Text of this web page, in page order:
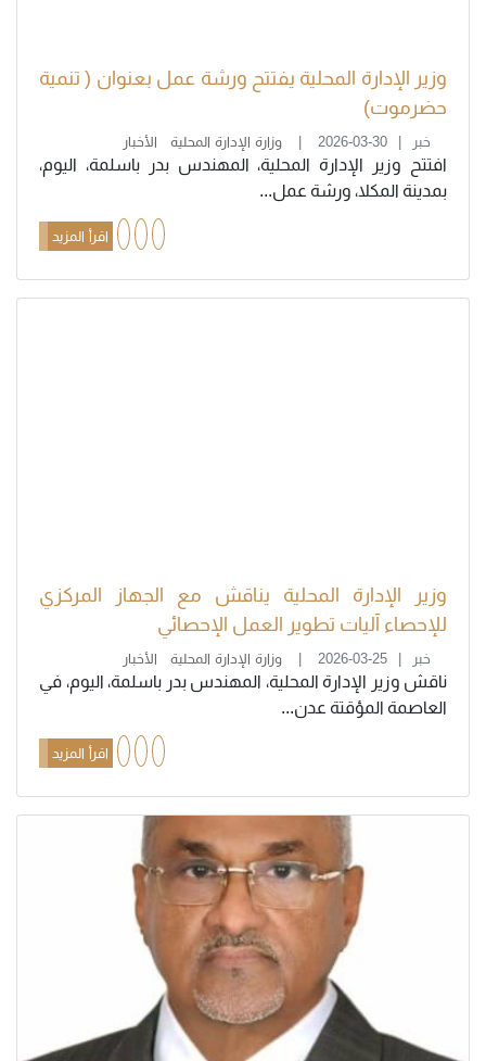
وزير الإدارة المحلية يفتتح ورشة عمل بعنوان ( تنمية
حضرموت)
خبر 2026-03-30 وزارة الإدارة المحلية الأخبار
افتتح وزير الإدارة المحلية، المهندس بدر باسلمة، اليوم،
بمدينة المكلا، ورشة عمل...
اقرأ المزيد
وزير الإدارة المحلية يناقش مع الجهاز المركزي
للإحصاء آليات تطوير العمل الإحصائي
خبر 2026-03-25 وزارة الإدارة المحلية الأخبار
ناقش وزير الإدارة المحلية، المهندس بدر باسلمة، اليوم، في
العاصمة المؤقتة عدن...
اقرأ المزيد